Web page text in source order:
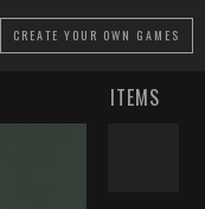
CREATE YOUR OWN GAMES
ITEMS